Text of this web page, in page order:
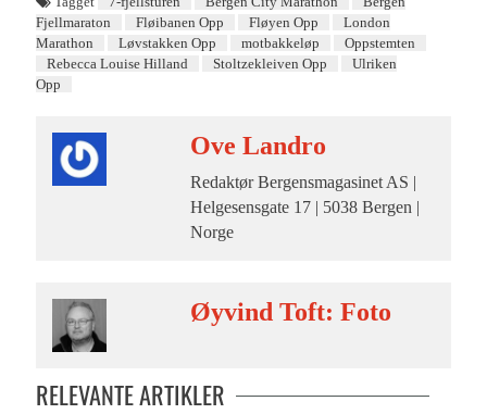
Fjellmaraton
Fløibanen Opp Fløyen Opp
London
Marathon
Løvstakken Opp motbakkeløp
Oppstemten
Rebecca Louise Hilland
Stoltzekleiven Opp
Ulriken
Opp
Ove Landro
Redaktør Bergensmagasinet AS |
Helgesensgate 17 | 5038 Bergen |
Norge
Øyvind Toft: Foto
RELEVANTE ARTIKLER